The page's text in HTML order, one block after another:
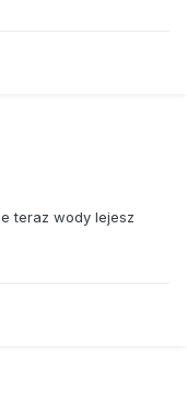
teraz wody lejesz